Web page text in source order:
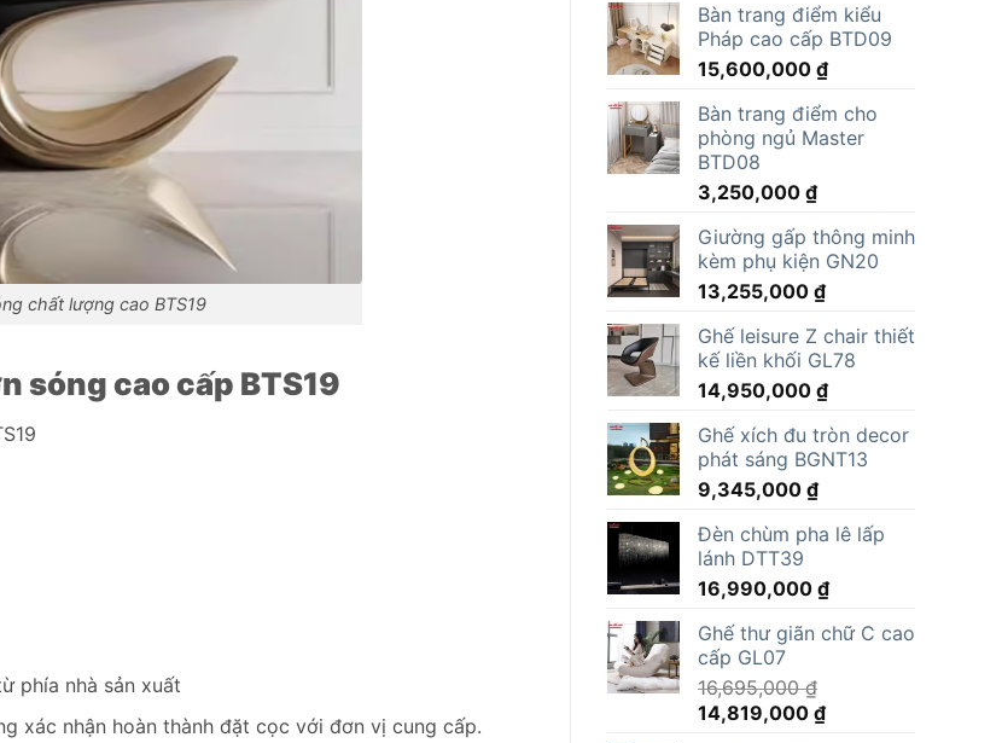
Bàn trang điểm kiểu
Pháp cao cấp BTD09
15,600,000 ₫
Bàn trang điểm cho
phòng ngủ Master
BTD08
3,250,000 ₫
Giường gấp thông minh
kèm phụ kiện GN20
13,255,000 ₫
Ghế leisure Z chair thiết
kế liền khối GL78
14,950,000 ₫
Ghế xích đu tròn decor
phát sáng BGNT13
9,345,000 ₫
Đèn chùm pha lê lấp
lánh DTT39
16,990,000 ₫
Ghế thư giãn chữ C cao
cấp GL07
16,695,000₫
Giá
14,819,000 ₫Giá
chất lượng cao BTS19
sóng cao cấp BTS19
phía nhà sản xuất
xác nhận hoàn thành đặt cọc với đơn vị cung cấp.